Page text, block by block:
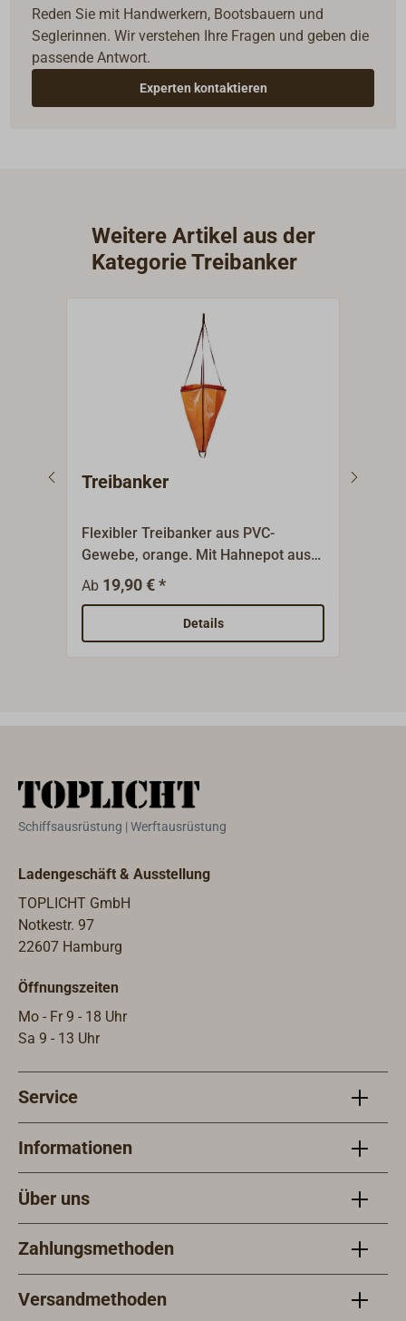
Reden Sie mit Handwerkern, Bootsbauern und
Seglerinnen. Wir verstehen Ihre Fragen und geben die
passende Antwort.
Experten kontaktieren
Weitere Artikel aus der
Kategorie Treibanker
Treibanker
Flexibler Treibanker aus PVC-
Gewebe, orange. Mit Hahnepot aus
Gurtband.Geeignet für kleinere
Schiffe.
Ab 19,90 € *
Details
Schiffsausrüstung | Werftausrüstung
Ladengeschäft & Ausstellung
TOPLICHT GmbH
Notkestr. 97
22607 Hamburg
Öffnungszeiten
Mo - Fr 9 - 18 Uhr
Sa 9 - 13 Uhr
Service
Informationen
Über uns
Zahlungsmethoden
Versandmethoden